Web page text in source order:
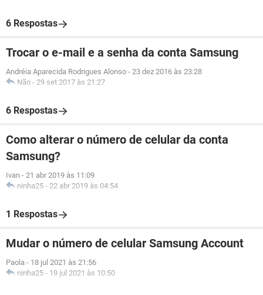
6 Respostas
Trocar o e-mail e a senha da conta Samsung
Andréia Aparecida Rodrigues Alonso - 23 dez 2016 às 23:28
Não - 29 set 2017 às 21:27
6 Respostas
Como alterar o número de celular da conta
Samsung?
Ivan - 21 abr 2019 às 11:09
ninha25 - 22 abr 2019 às 04:54
1 Respostas
Mudar o número de celular Samsung Account
Paola - 18 jul 2021 às 21:56
ninha25 - 19 jul 2021 às 10:50